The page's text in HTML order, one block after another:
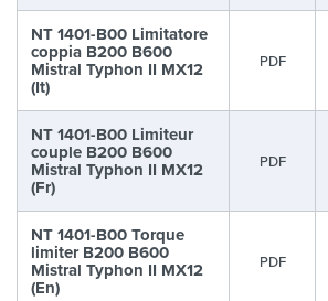
NT 1401-B00 Limitatore
coppia B200 B600
Mistral Typhon II MX12
(It)
PDF
NT 1401-B00 Limiteur
couple B200 B600
Mistral Typhon II MX12
(Fr)
PDF
NT 1401-B00 Torque
limiter B200 B600
Mistral Typhon II MX12
(En)
PDF